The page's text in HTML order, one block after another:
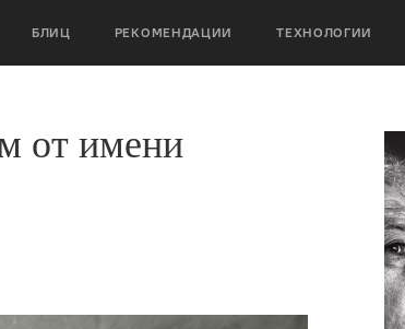
БЛИЦ РЕКОМЕНДАЦИИ ТЕХНОЛОГИИ
от имени